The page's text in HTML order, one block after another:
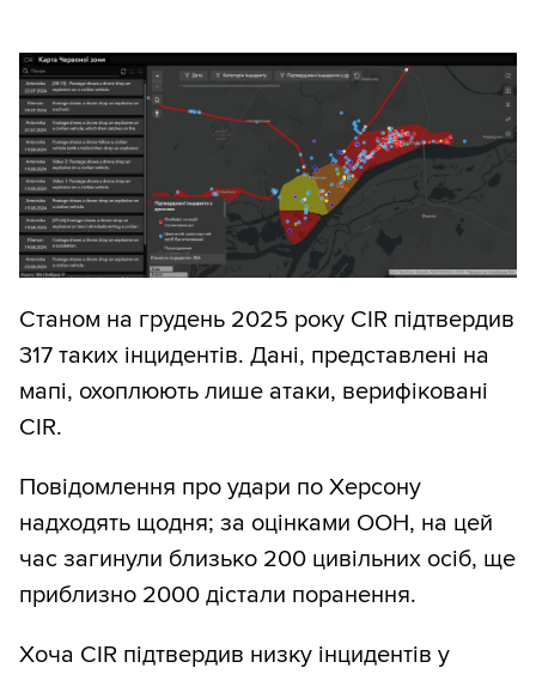
Станом на грудень 2025 року CIR підтвердив
317 таких інцидентів. Дані, представлені на
мапі, охоплюють лише атаки, верифіковані
CIR.
Повідомлення про удари по Херсону
надходять щодня; за оцінками ООН, на цей
час загинули близько 200 цивільних осіб, ще
приблизно 2000 дістали поранення.
Хоча CIR підтвердив низку інцидентів у